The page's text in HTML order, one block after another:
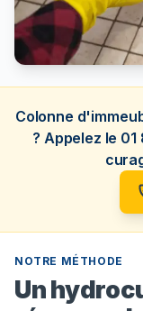
Colonne
? Appelez le
NOTRE MÉTHODE
Un